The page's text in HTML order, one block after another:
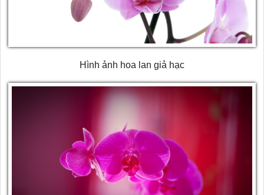
Hình ảnh hoa lan giả hạc